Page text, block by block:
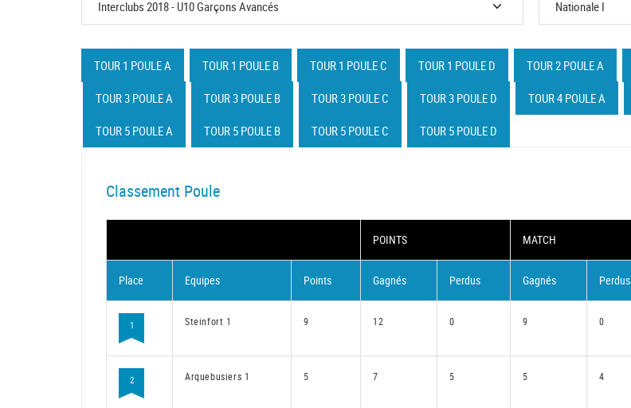
TOUR 1 POULE A TOUR 1 POULE B TOUR 1 POULE C TOUR 1 POULE D TOUR 2 POULE A
TOUR 3 POULE A TOUR 3 POULE B TOUR 3 POULE C TOUR 3 POULE D TOUR 4 POULE A
TOUR 5 POULE A TOUR 5 POULE B TOUR 5 POULE C TOUR 5 POULE D
Classement Poule
POINTS MATCH
Place Equipes Points Gagnés Perdus Gagnés Perdus
1 Steinfort 1 9 12 0 9 0
2 Arquebusiers 1 5 7 5 5 4